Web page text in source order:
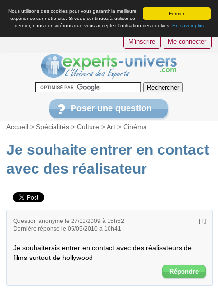
Fermer
Nous utilisons des cookies pour vous garantir la meilleure
expérience sur notre site. Si vous continuez à utiliser ce
dernier, nous considérons que vous acceptez l’utilisation des cookies. En savoir plus
M'inscrire Me connecter
Poser une question
Accueil > Spécialités >Culture >Art >Cinéma
Je souhaite entrer en contact
avec des réalisateur
Question anonyme le 27/11/2009 à 15h52
Dernière réponse le 05/05/2010 à 10h41
[ ! ]
Je souhaiterais entrer en contact avec des réalisateurs de
films surtout de hollywood
Répondre